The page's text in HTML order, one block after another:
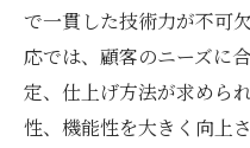
で一貫した技術力が不可
応では、顧客のニーズに
定、仕上げ方法が求めら
性、機能性を大きく向上